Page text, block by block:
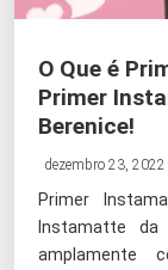
O Que é
Primer
Berenice!
dezembro 23, 2022
Primer
Instamatte da
amplamente